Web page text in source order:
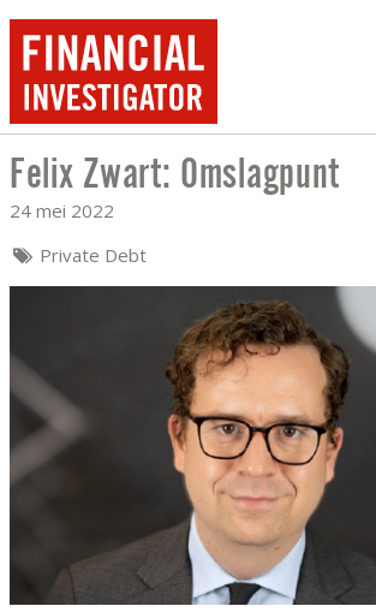
FELIX ZWART: OMSLAGPUNT
Felix Zwart: Omslagpunt
24 mei 2022
Private Debt